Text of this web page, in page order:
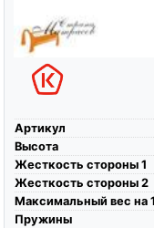
Артикул
Высота
Жесткость стороны 1
Жесткость стороны 2
Максимальный вес на
Пружины